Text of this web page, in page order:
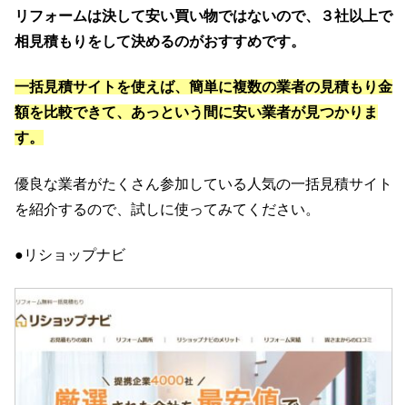
リフォームは決して安い買い物ではないので、３社以上で
相見積もりをして決めるのがおすすめです。
一括見積サイトを使えば、簡単に複数の業者の見積もり金
額を比較できて、あっという間に安い業者が見つかりま
す。
優良な業者がたくさん参加している人気の一括見積サイト
を紹介するので、試しに使ってみてください。
●リショップナビ